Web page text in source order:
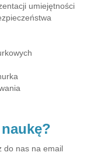
umiejętności
do nas na email